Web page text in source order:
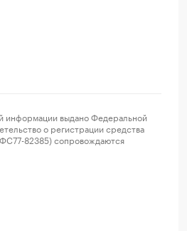
выдано Федеральной
о регистрации средства
82385) сопровождаются